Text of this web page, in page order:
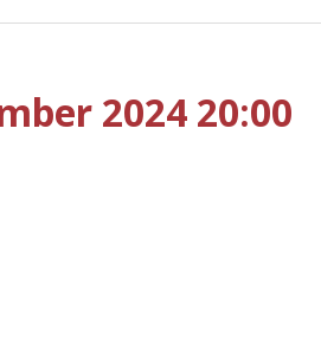
2024 20:00